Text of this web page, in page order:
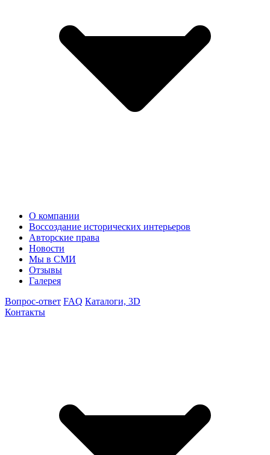
О компании
Воссоздание исторических интерьеров
Авторские права
Новости
Мы в СМИ
Отзывы
Галерея
Вопрос-ответ FAQ Каталоги, 3D
Контакты